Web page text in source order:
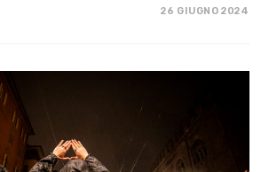
DI
26 GIUGNO 2024